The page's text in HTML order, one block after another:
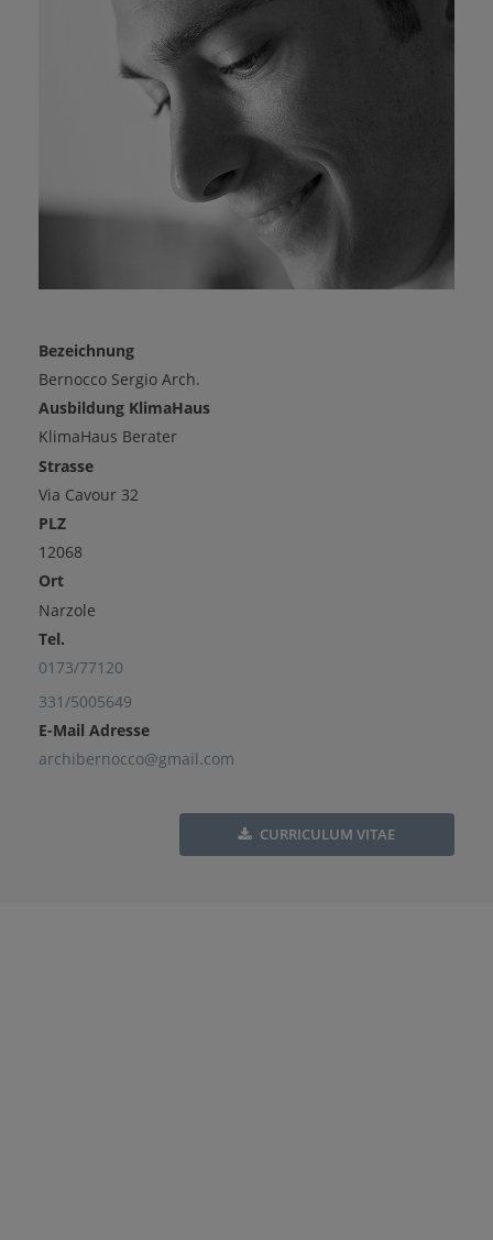
Bezeichnung
Bernocco Sergio Arch.
Ausbildung KlimaHaus
KlimaHaus Berater
Strasse
Via Cavour 32
PLZ
12068
Ort
Narzole
Tel.
0173/77120
331/5005649
E-Mail Adresse
archibernocco@gmail.com
CURRICULUM VITAE